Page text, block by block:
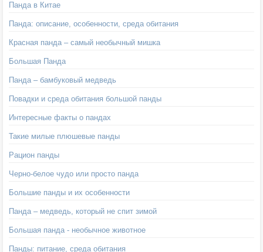
Панда в Китае
Панда: описание, особенности, среда обитания
Красная панда – самый необычный мишка
Большая Панда
Панда – бамбуковый медведь
Повадки и среда обитания большой панды
Интересные факты о пандах
Такие милые плюшевые панды
Рацион панды
Черно-белое чудо или просто панда
Большие панды и их особенности
Панда – медведь, который не спит зимой
Большая панда - необычное животное
Панды: питание, среда обитания